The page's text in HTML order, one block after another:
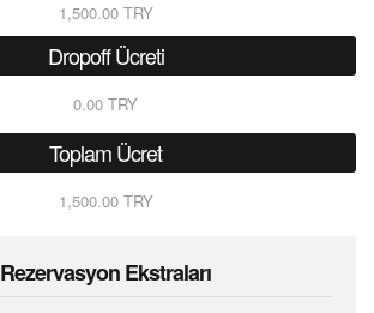
1,500.00 TRY
Dropoff Ücreti
0.00 TRY
Toplam Ücret
1,500.00 TRY
Rezervasyon Ekstraları